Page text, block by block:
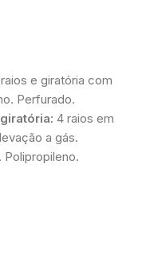
e giratória com
Perfurado.
4 raios em
a gás.
Polipropileno.